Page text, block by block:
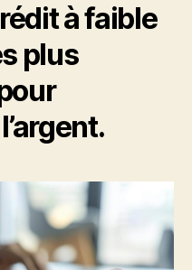
à faible
plus